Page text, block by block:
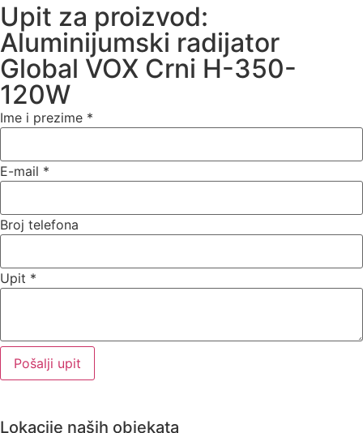
Upit za proizvod:
Aluminijumski radijator
Global VOX Crni H-350-
120W
Ime i prezime *
E-mail *
Broj telefona
Upit *
Pošalji upit
Lokacije naših objekata